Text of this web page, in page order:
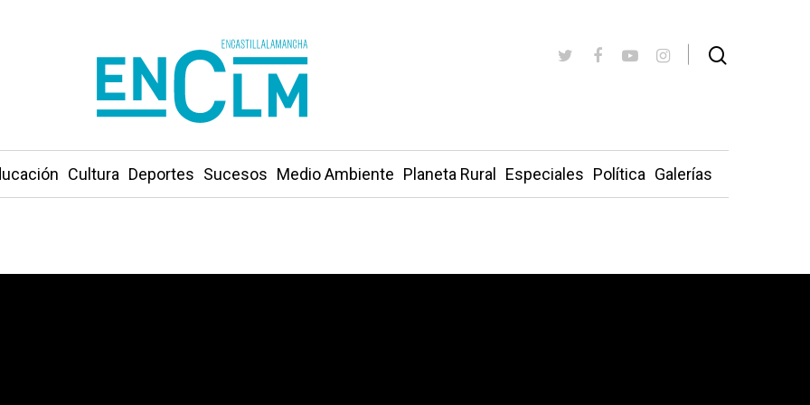
Cultura Deportes Sucesos Medio Ambiente Planeta Rural Especiales Política Galerías